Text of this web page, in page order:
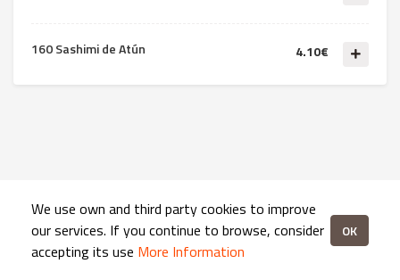
160 Sashimi de Atún 4.10€
Mi pedido:0.00€
We use own and third party cookies to improve
our services. If you continue to browse, consider
accepting its use More Information
OK